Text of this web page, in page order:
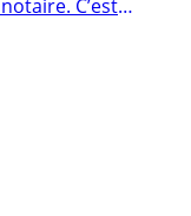
par
C’est